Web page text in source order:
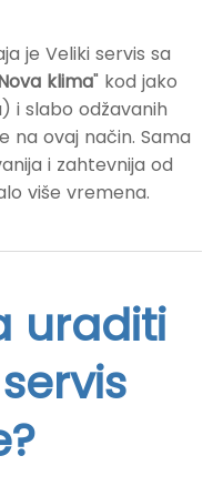
je Veliki servis sa
klima" kod jako
i slabo odžavanih
na ovaj način. Sama
i zahtevnija od
više vremena.
uraditi